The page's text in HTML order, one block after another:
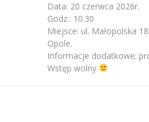
Data: 20 czerwca 2026r.
Godz.: 10.30
Miejsce: ul. Małopolska
Opole.
Informacje dodatkowe:
Wstęp wolny